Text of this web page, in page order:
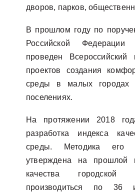
дворов, парков,
В прошлом году по
Российской
проведен Всероссийский
проектов создания
среды в малых городах
поселениях.
На протяжении 2018
разработка индекса
среды. Методика его
утверждена на прошлой
качества городской
производиться по 36